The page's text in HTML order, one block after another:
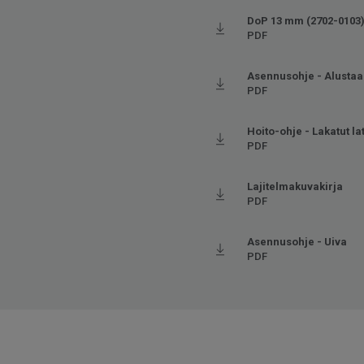
DoP 13 mm (2702-0103)
PDF
Asennusohje -
PDF
Hoito-ohje - Lakatut
PDF
Lajitelmakuvakirja
PDF
Asennusohje - Uiva
PDF